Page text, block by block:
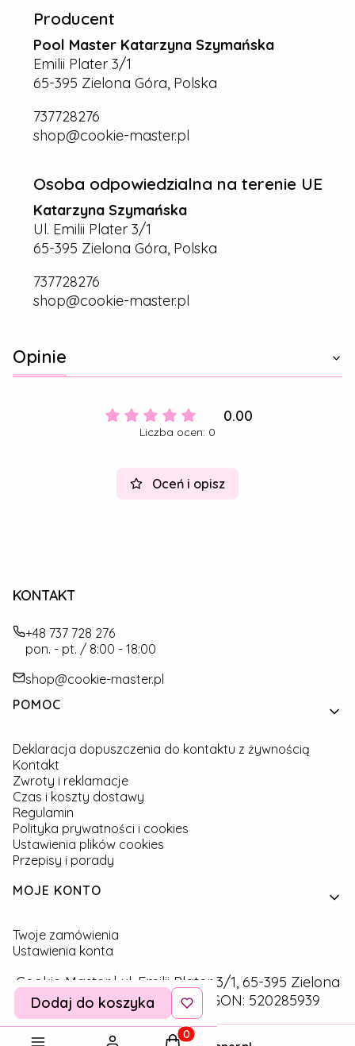
Producent
Pool Master Katarzyna Szymańska
Emilii Plater 3/1
65-395 Zielona Góra, Polska
737728276
shop@cookie-master.pl
Osoba odpowiedzialna na terenie UE
Katarzyna Szymańska
Ul. Emilii Plater 3/1
65-395 Zielona Góra, Polska
737728276
shop@cookie-master.pl
Opinie
0.00
Liczba ocen: 0
Oceń i opisz
KONTAKT
+48 737 728 276
pon. - pt. / 8:00 - 18:00
shop@cookie-master.pl
Linki w stopce
POMOC
Deklaracja dopuszczenia do kontaktu z żywnością
Kontakt
Zwroty i reklamacje
Czas i koszty dostawy
Regulamin
Polityka prywatności i cookies
Ustawienia plików cookies
Przepisy i porady
MOJE KONTO
Twoje zamówienia
Ustawienia konta
Cookie Master | ul. Emilii Plater 3/1, 65-395 Zielona
Góra | NIP: 9291757160 | REGON: 520285939
Dodaj do koszyka
Produkty w koszyku: 0.